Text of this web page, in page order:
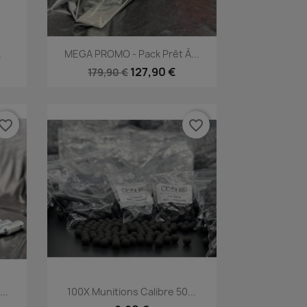
Aperçu rapide
MEGA PROMO - Pack Prêt À...
179,90 € 127,90 €
Aperçu rapide
100X Munitions Calibre 50...
favorite_border